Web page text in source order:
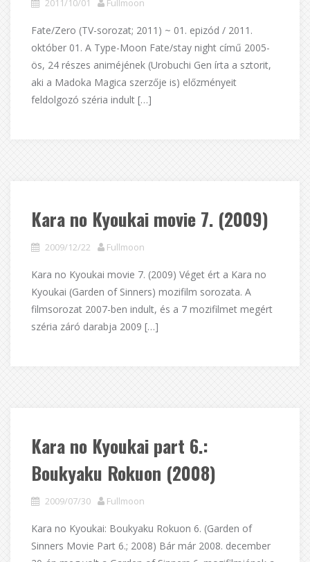
2011/10/01 Fullmoon
Fate/Zero (TV-sorozat; 2011) ~ 01. epizód / 2011.
október 01. A Type-Moon Fate/stay night című 2005-
ös, 24 részes animéjének (Urobuchi Gen írta a sztorit,
aki a Madoka Magica szerzője is) előzményeit
feldolgozó széria indult […]
Kara no Kyoukai movie 7. (2009)
2009/12/22 Fullmoon
Kara no Kyoukai movie 7. (2009) Véget ért a Kara no
Kyoukai (Garden of Sinners) mozifilm sorozata. A
filmsorozat 2007-ben indult, és a 7 mozifilmet megért
széria záró darabja 2009 […]
Kara no Kyoukai part 6.:
Boukyaku Rokuon (2008)
2009/07/30 Fullmoon
Kara no Kyoukai: Boukyaku Rokuon 6. (Garden of
Sinners Movie Part 6.; 2008) Bár már 2008. december